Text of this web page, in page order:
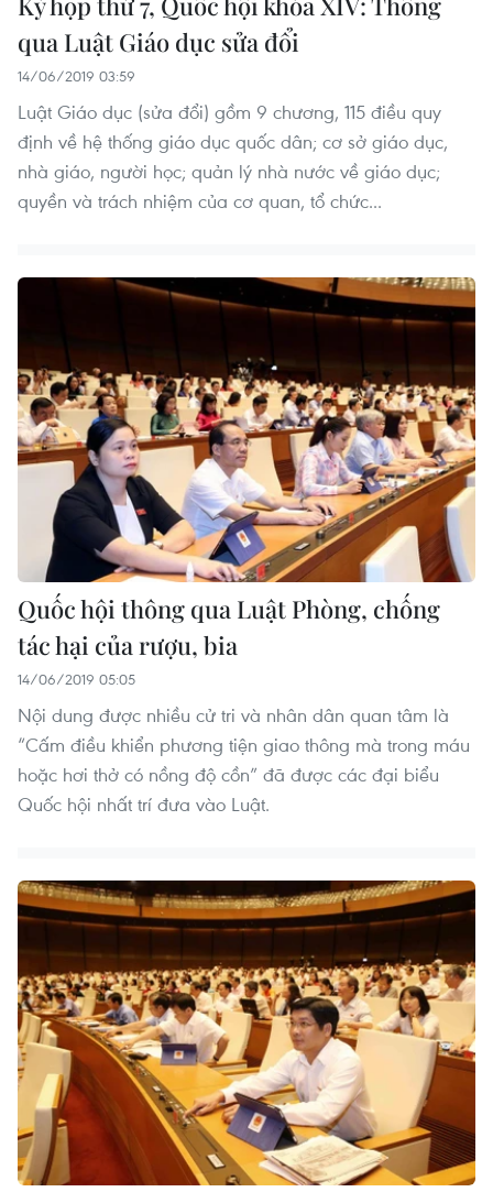
qua Luật Giáo dục sửa đổi
14/06/2019 03:59
Luật Giáo dục (sửa đổi) gồm 9 chương, 115 điều quy
định về hệ thống giáo dục quốc dân; cơ sở giáo dục,
nhà giáo, người học; quản lý nhà nước về giáo dục;
quyền và trách nhiệm của cơ quan, tổ chức...
Quốc hội thông qua Luật Phòng, chống
tác hại của rượu, bia
14/06/2019 05:05
Nội dung được nhiều cử tri và nhân dân quan tâm là
“Cấm điều khiển phương tiện giao thông mà trong máu
hoặc hơi thở có nồng độ cồn” đã được các đại biểu
Quốc hội nhất trí đưa vào Luật.